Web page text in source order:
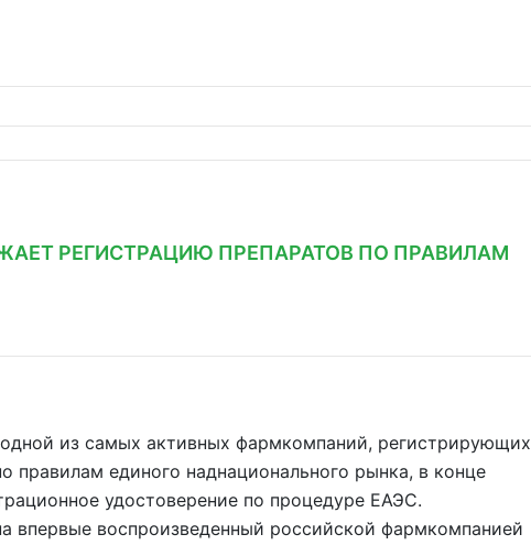
РЕГИСТРАЦИЮ ПРЕПАРАТОВ ПО ПРАВИЛАМ
из самых активных фармкомпаний, регистрирующих
правилам единого наднационального рынка, в конце
удостоверение по процедуре ЕАЭС.
впервые воспроизведенный российской фармкомпанией